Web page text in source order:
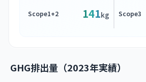
Scope1+2 141kg Scope3
GHG排出量（2023年実績）